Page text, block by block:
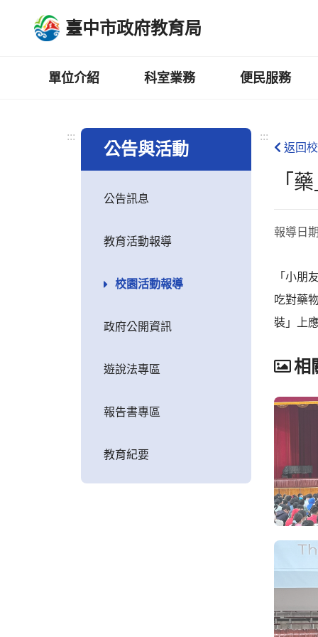
臺中市政府教育局
單位介紹 科室業務 便民服務
:::
公告與活動
公告訊息
教育活動報導
校園活動報導
政府公開資訊
遊說法專區
報告書專區
教育紀要
:::
返回
「
報導日
「小朋
吃對藥
裝」上
相